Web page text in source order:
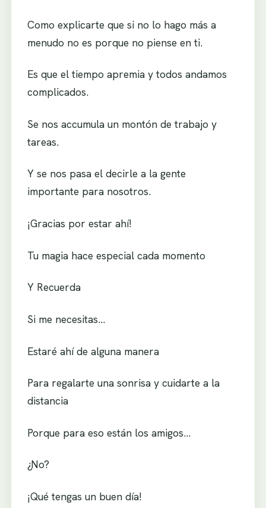
Como explicarte que si no lo hago más a
menudo no es porque no piense en ti.
Es que el tiempo apremia y todos andamos
complicados.
Se nos accumula un montón de trabajo y
tareas.
Y se nos pasa el decirle a la gente
importante para nosotros.
¡Gracias por estar ahí!
Tu magia hace especial cada momento
Y Recuerda
Si me necesitas…
Estaré ahí de alguna manera
Para regalarte una sonrisa y cuidarte a la
distancia
Porque para eso están los amigos…
¿No?
¡Qué tengas un buen día!